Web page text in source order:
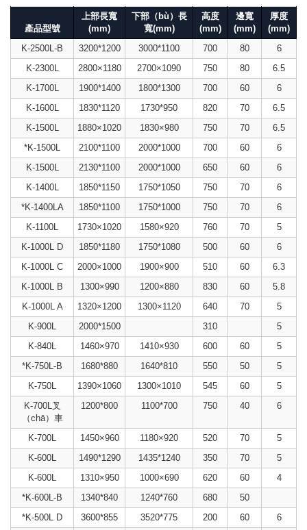
產品型號
上部長寬
(mm)
下部（bù）長
寬(mm)
高度
(mm)
邊寬
(mm)
厚度
(mm)
K-2500L-B
3200*1200 3000*1100 700 80
6
K-2300L
2800×1180 2700×1090 750 80
6.5
K-1700L
1900*1400 1800*1300 700 60
6
K-1600L
1830*1120 1730*950 820 70
6.5
K-1500L
1880×1020 1830×980 750 70
6.5
*K-1500L
2100*1100 2000*1000 700 60
6
K-1500L
2130*1100 2000*1000 650 60
6
K-1400L
1850*1150 1750*1050 750 70
6
*K-1400LA
1850*1100 1750*1000 750 70
6
K-1100L
1730×1020 1580×920 760 70
5
K-1000L D
1850*1180 1750*1080 500 60
6
K-1000L C
2000×1000 1900×900 510 60
6.3
K-1000L B
1300×990 1200×880 830 60
5.8
K-1000L A
1320×1200 1300×1120 640 70
5
K-900L
2000*1500 310
5
K-840L
1460×970 1410×930 600 60
5
*K-750L-B
1680*880 1640*810 550 50
5
K-750L
1390×1060 1300×1010 545 60
5
K-700L叉
（chā）車
1200*800 1100*700 750 40 6
K-700L 1450×960 1180×920 520 70
5
K-600L
1490*1290 1435*1240 350 70
5
K-600L
1310×950 1000×690 620 60
4
*K-600L-B
1340*840 1240*760 680
50
*K-500L D
3600*855 3520*775 200 60
6